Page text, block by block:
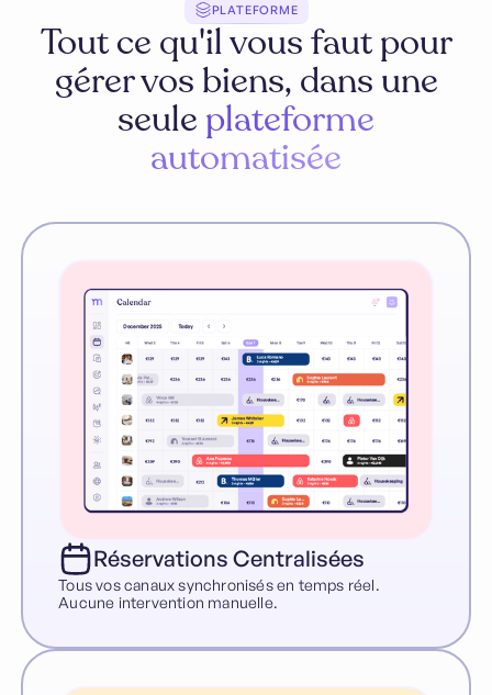
PLATEFORME
Tout ce qu'il vous faut pour
gérer vos biens, dans une
seule plateforme
automatisée
Réservations Centralisées
Tous vos canaux synchronisés en temps réel.
Aucune intervention manuelle.